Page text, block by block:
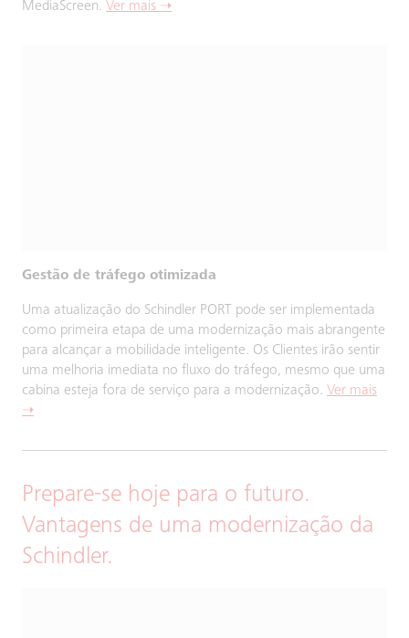
MediaScreen. Ver mais ➝
Gestão de tráfego otimizada
Uma atualização do Schindler PORT pode ser implementada
como primeira etapa de uma modernização mais abrangente
para alcançar a mobilidade inteligente. Os Clientes irão sentir
uma melhoria imediata no fluxo do tráfego, mesmo que uma
cabina esteja fora de serviço para a modernização. Ver mais
➝
Prepare-se hoje para o futuro.
Vantagens de uma modernização da
Schindler.